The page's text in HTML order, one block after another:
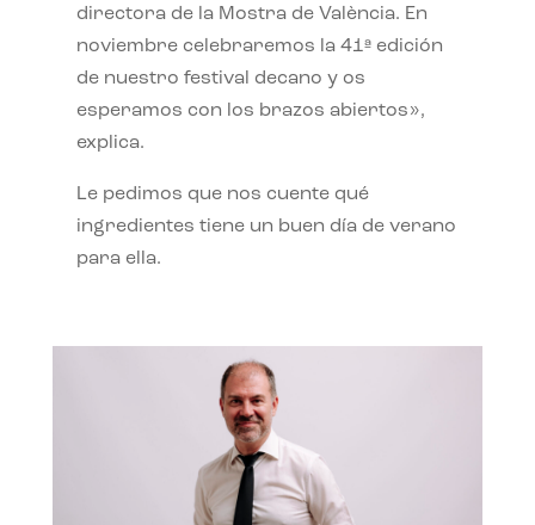
directora de la Mostra de València. En
noviembre celebraremos la 41ª edición
de nuestro festival decano y os
esperamos con los brazos abiertos»,
explica.
Le pedimos que nos cuente qué
ingredientes tiene un buen día de verano
para ella.